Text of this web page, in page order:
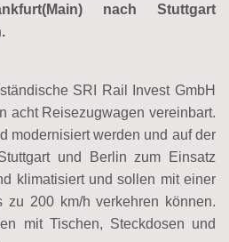
nach Stuttgart
SRI Rail Invest GmbH
acht Reisezugwagen vereinbart.
modernisiert werden und auf der
und Berlin zum Einsatz
klimatisiert und sollen mit einer
zu 200 km/h verkehren können.
mit Tischen, Steckdosen und